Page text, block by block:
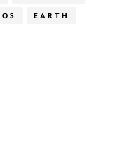
EARTH